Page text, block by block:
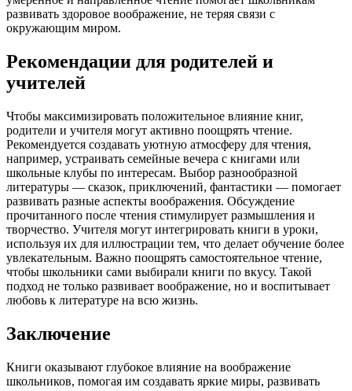
развивать здоровое воображение, не теряя связи с
окружающим миром.
Рекомендации для родителей и
учителей
Чтобы максимизировать положительное влияние книг,
родители и учителя могут активно поощрять чтение.
Рекомендуется создавать уютную атмосферу для чтения,
например, устраивать семейные вечера с книгами или
школьные клубы по интересам. Выбор разнообразной
литературы — сказок, приключений, фантастики — помогает
развивать разные аспекты воображения. Обсуждение
прочитанного после чтения стимулирует размышления и
творчество. Учителя могут интегрировать книги в уроки,
используя их для иллюстрации тем, что делает обучение более
увлекательным. Важно поощрять самостоятельное чтение,
чтобы школьники сами выбирали книги по вкусу. Такой
подход не только развивает воображение, но и воспитывает
любовь к литературе на всю жизнь.
Заключение
Книги оказывают глубокое влияние на воображение
школьников, помогая им создавать яркие миры, развивать